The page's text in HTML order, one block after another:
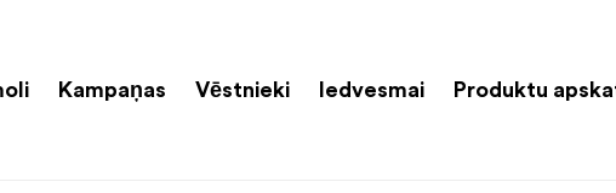
Kampaņas Vēstnieki Iedvesmai Produktu